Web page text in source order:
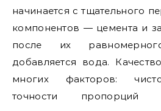
начинается с тщательного
компонентов — цемента и
после их
добавляется вода.
многих факторов:
точности пропорций